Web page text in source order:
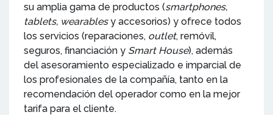
su amplia gama de productos (smartphones,
tablets, wearablesy accesorios) y ofrece todos
los servicios (reparaciones, outlet, remóvil,
seguros, financiación y Smart House), además
del asesoramiento especializado e imparcial de
los profesionales de la compañía, tanto en la
recomendación del operador como en la mejor
tarifa para el cliente.